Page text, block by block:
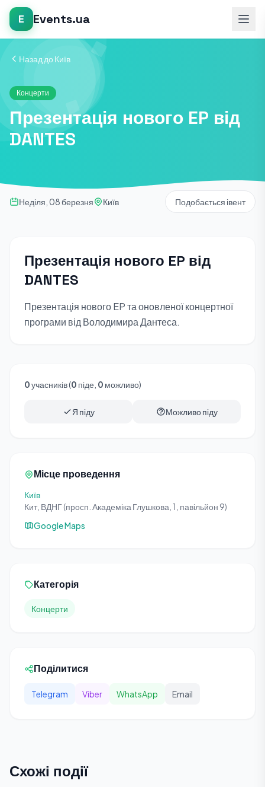
E Events.ua
Назад до Київ
Концерти
Презентація нового EP від
DANTES
Неділя, 08 березня Київ Подобається івент
Презентація нового EP від
DANTES
Презентація нового EP та оновленої концертної
програми від Володимира Дантеса.
0учасників (0 піде, 0 можливо)
Я піду Можливо піду
Місце проведення
Київ
Кит, ВДНГ (просп. Академіка Глушкова, 1, павільйон 9)
Google Maps
Категорія
Концерти
Поділитися
Telegram Viber WhatsApp Email
Схожі події